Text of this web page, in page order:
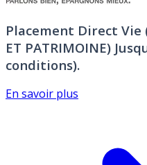
Placement Direct Vie
ET PATRIMOINE)
conditions).
En savoir plus